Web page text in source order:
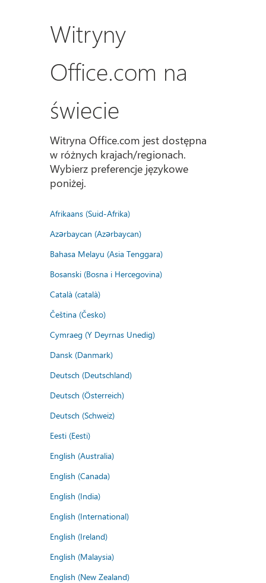
Witryny
Office.com na
świecie
Witryna Office.com jest dostępna
w różnych krajach/regionach.
Wybierz preferencje językowe
poniżej.
Afrikaans (Suid-Afrika)
Azərbaycan (Azərbaycan)
Bahasa Melayu (Asia Tenggara)
Bosanski (Bosna i Hercegovina)
Català (català)
Čeština (Česko)
Cymraeg (Y Deyrnas Unedig)
Dansk (Danmark)
Deutsch (Deutschland)
Deutsch (Österreich)
Deutsch (Schweiz)
Eesti (Eesti)
English (Australia)
English (Canada)
English (India)
English (International)
English (Ireland)
English (Malaysia)
English (New Zealand)